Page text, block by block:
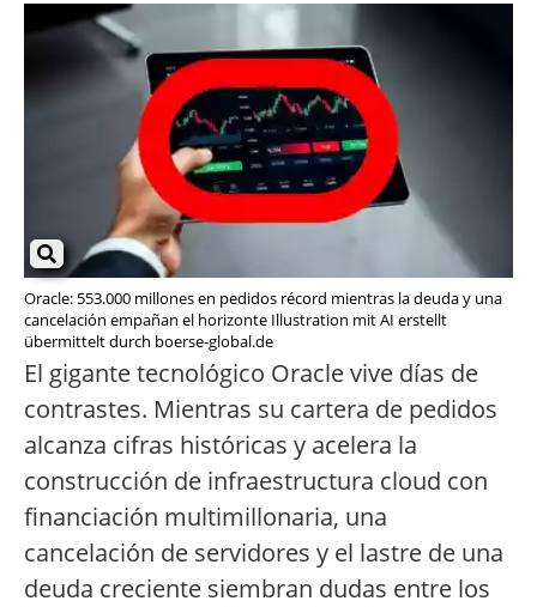
Oracle: 553.000 millones en pedidos récord mientras la deuda y una
cancelación empañan el horizonte Illustration mit AI erstellt
übermittelt durch boerse-global.de
El gigante tecnológico Oracle vive días de
contrastes. Mientras su cartera de pedidos
alcanza cifras históricas y acelera la
construcción de infraestructura cloud con
financiación multimillonaria, una
cancelación de servidores y el lastre de una
deuda creciente siembran dudas entre los